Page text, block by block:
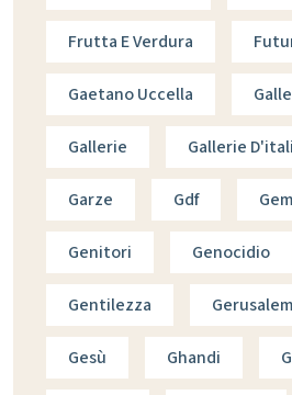
Frutta E Verdura
Gaetano Uccella
Gallerie Gallerie
Garze Gdf
Genitori Genocidio
Gentilezza
Gesù Ghandi